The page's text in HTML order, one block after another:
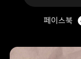
페이스북